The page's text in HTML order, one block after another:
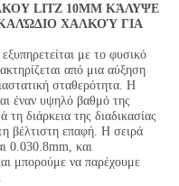
LITZ 10MM ΚΆΛΥΨΕ
ΧΑΛΚΟΎ ΓΙΑ
με το φυσικό
από μια αύξηση
σταθερότητα. Η
έναν υψηλό βαθμό της
τη διάρκεια της διαδικασίας
βέλτιστη επαφή. Η σειρά
0.030.8mm, και
μπορούμε να παρέχουμε